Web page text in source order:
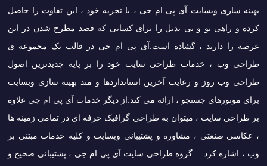
بهینه سازی وبسایت آی پی ام جی ، با تجربه خود ، این تفاوت را حاصل
کرده و راهی نو و بی بدیل را برای کسانی که قصد مطرح شدن در این
عرصه را دارند ، گشاده است.آی پی ام جی در قالب یک مجموعه ی
طراحی وب ، خدمات طراحی سایت خود را بر پایه جدیدترین اصول
طراحی وب روز و رعایت آخرین استانداردها و متد بهینه سازی وبسایت
برای موتورهای جستجو ، ارائه می کند.از دیگر خدمات آی پی ام جی علاوه
بر طراحی سایت ، میتوان به طراحی گرافیک حرفه ای در تمامی زمینه ها
، عکاسی صنعتی ، مشاوره و پشتیبانی وبسایت و کلیه خدمات مبتنی بر
وب ، اشاره کرد …گروه طراحی سایت آی پی ام جی ، پشتیبانی صحیح و